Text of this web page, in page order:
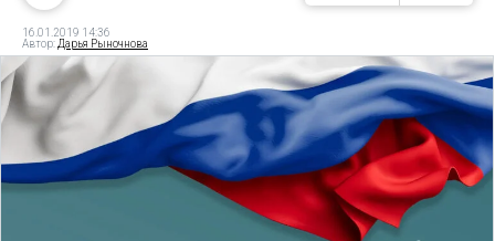
16.01.2019 14:36
Автор: Дарья Рыночнова